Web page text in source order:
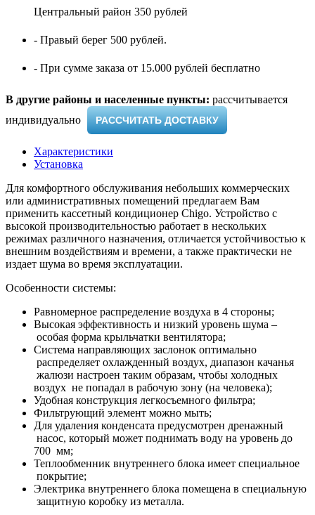
Центральный район 350 рублей
- Правый берег 500 рублей.
- При сумме заказа от 15.000 рублей бесплатно
В другие районы и населенные пункты: рассчитывается
индивидуально ​
РАССЧИТАТЬ ДОСТАВКУ
Характеристики
Установка
Для комфортного обслуживания небольших коммерческих
или административных помещений предлагаем Вам
применить кассетный кондиционер Chigo. Устройство с
высокой производительностью работает в нескольких
режимах различного назначения, отличается устойчивостью к
внешним воздействиям и времени, а также практически не
издает шума во время эксплуатации.
Особенности системы:
Равномерное распределение воздуха в 4 стороны;
Высокая эффективность и низкий уровень шума –
особая форма крыльчатки вентилятора;
Система направляющих заслонок оптимально
распределяет охлажденный воздух, диапазон качанья
жалюзи настроен таким образам, чтобы холодных
воздух не попадал в рабочую зону (на человека);
Удобная конструкция легкосъемного фильтра;
Фильтрующий элемент можно мыть;
Для удаления конденсата предусмотрен дренажный
насос, который может поднимать воду на уровень до
700 мм;
Теплообменник внутреннего блока имеет специальное
покрытие;
Электрика внутреннего блока помещена в специальную
защитную коробку из металла.